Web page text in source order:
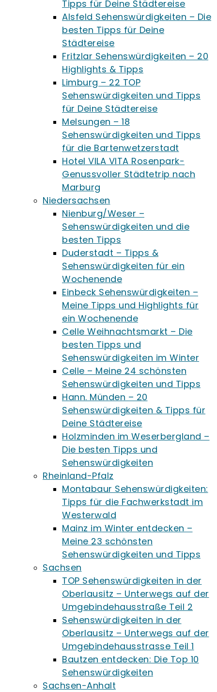
Tipps für Deine Städtereise
Alsfeld Sehenswürdigkeiten – Die
besten Tipps für Deine
Städtereise
Fritzlar Sehenswürdigkeiten – 20
Highlights & Tipps
Limburg – 22 TOP
Sehenswürdigkeiten und Tipps
für Deine Städtereise
Melsungen – 18
Sehenswürdigkeiten und Tipps
für die Bartenwetzerstadt
Hotel VILA VITA Rosenpark-
Genussvoller Städtetrip nach
Marburg
Niedersachsen
Nienburg/Weser –
Sehenswürdigkeiten und die
besten Tipps
Duderstadt – Tipps &
Sehenswürdigkeiten für ein
Wochenende
Einbeck Sehenswürdigkeiten –
Meine Tipps und Highlights für
ein Wochenende
Celle Weihnachtsmarkt – Die
besten Tipps und
Sehenswürdigkeiten im Winter
Celle – Meine 24 schönsten
Sehenswürdigkeiten und Tipps
Hann. Münden – 20
Sehenswürdigkeiten & Tipps für
Deine Städtereise
Holzminden im Weserbergland –
Die besten Tipps und
Sehenswürdigkeiten
Rheinland-Pfalz
Montabaur Sehenswürdigkeiten:
Tipps für die Fachwerkstadt im
Westerwald
Mainz im Winter entdecken –
Meine 23 schönsten
Sehenswürdigkeiten und Tipps
Sachsen
TOP Sehenswürdigkeiten in der
Oberlausitz – Unterwegs auf der
Umgebindehausstraße Teil 2
Sehenswürdigkeiten in der
Oberlausitz – Unterwegs auf der
Umgebindehausstrasse Teil 1
Bautzen entdecken: Die Top 10
Sehenswürdigkeiten
Sachsen-Anhalt